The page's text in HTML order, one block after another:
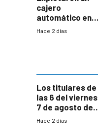
cajero
automático en
Parque Miramar;
Hace 2 días
Los titulares de
las 6 del viernes
7 de agosto de
2026
Hace 2 días